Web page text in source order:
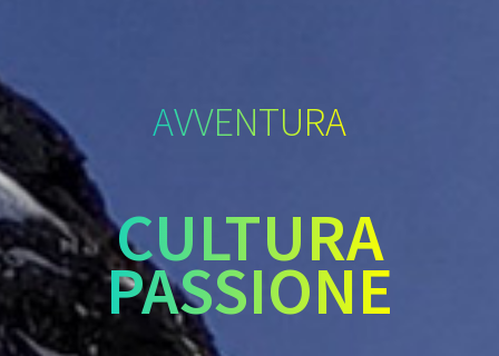
AVVENTURA
CULTURA
PASSIONE